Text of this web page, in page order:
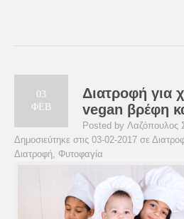
03
ΦΕΒ
Διατροφή για
vegan βρέφη
Posted by Λαζόπουλος
Δημοσιεύτηκε στις 03-02-2017 σε
Διατροφή, Φυτοφαγία